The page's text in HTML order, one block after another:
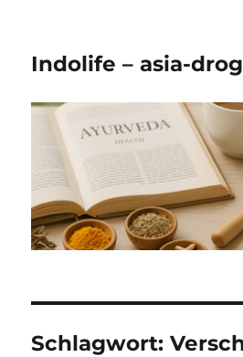
Indolife – asia-
Schlagwort: